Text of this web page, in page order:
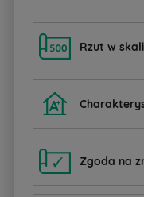
Rzut w
Zgoda na